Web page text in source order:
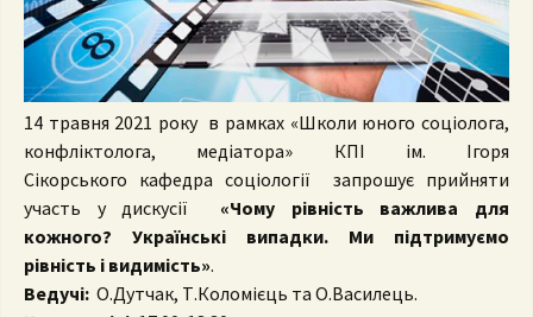
14 травня 2021 року в рамках «Школи юного соціолога,
конфліктолога, медіатора» КПІ ім. Ігоря
Сікорського кафедра соціології запрошує прийняти
участь у дискусії «Чому рівність важлива для
кожного? Українські випадки. Ми підтримуємо
рівність і видимість».
Ведучі: О.Дутчак, Т.Коломієць та О.Василець.